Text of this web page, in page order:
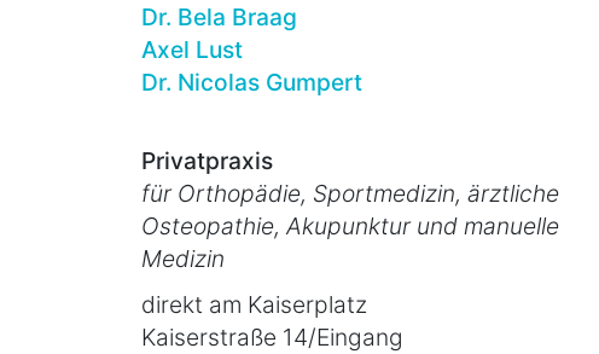
Dr. Bela Braag
Axel Lust
Dr. Nicolas Gumpert
Privatpraxis
für Orthopädie, Sportmedizin, ärztliche
Osteopathie, Akupunktur und manuelle
Medizin
direkt am Kaiserplatz
Kaiserstraße 14/Eingang